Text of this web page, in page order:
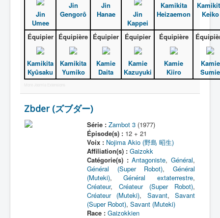
Référence
Fanservice
Générique
A
B
Jin
Umee
Jin
Gengorô
Jin
Hanae
Jin
Kappei
Kamikita
Heizaemon
Keiko
Équipier
Kamikita
Kyûsaku
Équipière
Kamikita
Yumiko
Équipier
Kamie
Daita
Équipier
Kamie
Kazuyuki
Équipière
Kamie
Kiiro
Kamie
Sumie
More Joomla Extensions
Zbder (ズブダー)
Série : Zambot 3(1977)
Épisode(s) :12 + 21
Voix : Nojima Akio (野島 昭生)
Affiliation(s) : Gaizokk
Catégorie(s) : Antagoniste, Général,
Général (Super Robot), Général
(Muteki),Général extaterrestre,
Créateur, Créateur (Super Robot),
Créateur (Muteki), Savant,Savant
(Super Robot), Savant (Muteki)
Race : Gaizokkien